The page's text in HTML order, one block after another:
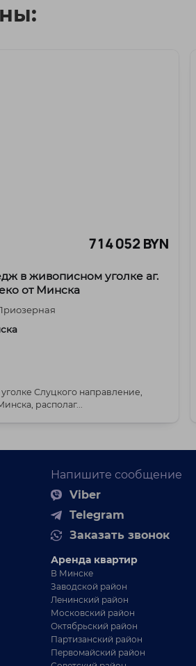
714 052 BYN
в живописном уголке аг.
от Минска
Слуцкого направление,
располаг...
Напишите сообщение
Viber
Telegram
Заказать звонок
Аренда квартир
В Минске
Заводской район
Ленинский район
Московский район
Октябрьский район
Партизанский район
Первомайский район